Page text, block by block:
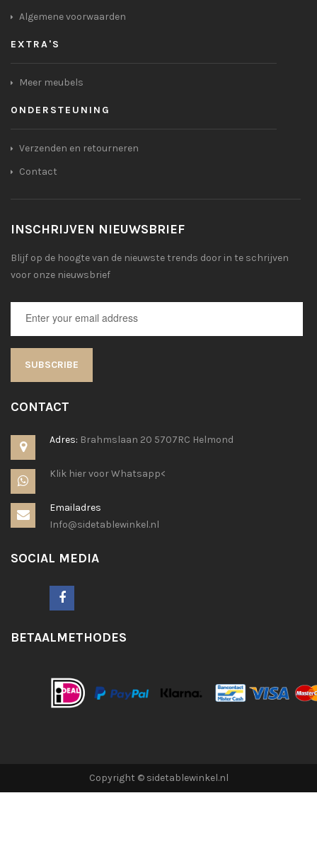
Algemene voorwaarden
EXTRA'S
Meer meubels
ONDERSTEUNING
Verzenden en retourneren
Contact
INSCHRIJVEN NIEUWSBRIEF
Blijf op de hoogte van de nieuwste trends door in te schrijven
voor onze nieuwsbrief
SUBSCRIBE
CONTACT
Adres: Brahmslaan 20 5707RC Helmond
Klik hier voor Whatsapp<
Emailadres
Info@sidetablewinkel.nl
SOCIAL MEDIA
BETAALMETHODES
Copyright © sidetablewinkel.nl